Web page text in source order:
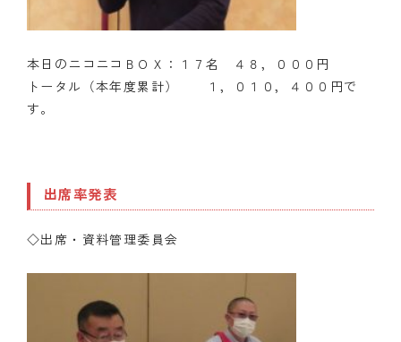
本日のニコニコＢＯＸ：１７名 ４８，０００円
トータル（本年度累計） １，０１０，４００円で
す。
出席率発表
◇出席・資料管理委員会